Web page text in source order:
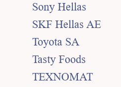
Sony Hellas
SKF Hellas AE
Toyota SA
Tasty Foods
TEXNOMAT